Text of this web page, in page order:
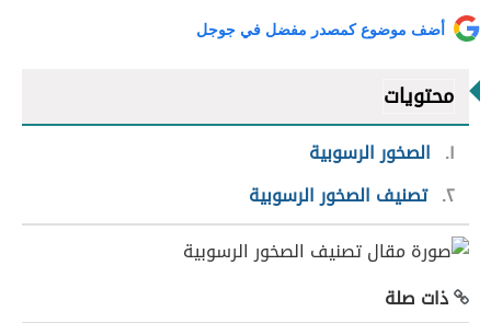
أضف موضوع كمصدر مفضل في جوجل
محتويات
١
الصخور الرسوبية
٢ تصنيف الصخور الرسوبية
ذات صلة